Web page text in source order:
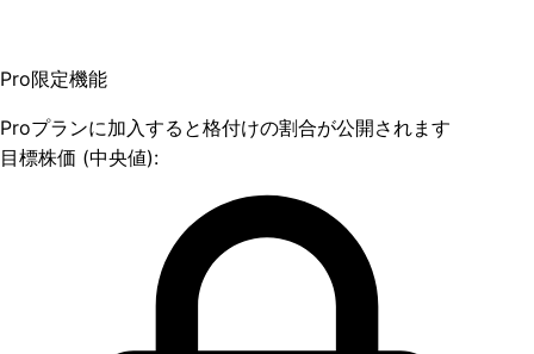
Pro限定機能
Proプランに加入すると格付けの割合が公開されます
目標株価 (中央値):